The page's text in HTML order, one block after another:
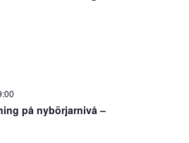
på nybörjarnivå –